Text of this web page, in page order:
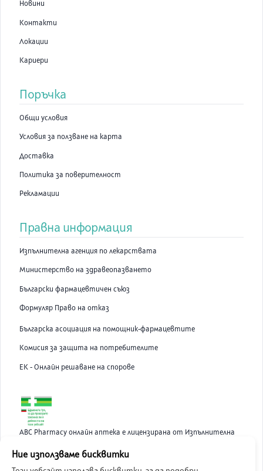
Новини
Контакти
Локации
Кариери
Поръчка
Общи условия
Условия за ползване на карта
Доставка
Политика за поверителност
Рекламации
Правна информация
Изпълнителна агенция по лекарствата
Министерство на здравеопазването
Български фармацевтичен съюз
Формуляр Право на отказ
Българска асоциация на помощник-фармацевтите
Комисия за защита на потребителите
ЕК - Онлайн решаване на спорове
ABC Pharmacy онлайн аптека е лицензирана от Изпълнителна
Ние използваме бисквитки